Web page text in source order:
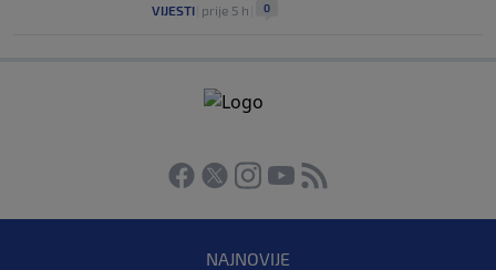
VIJESTI prije 5 h 0
NAJNOVIJE